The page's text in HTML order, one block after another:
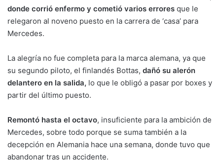
donde corrió enfermo y cometió varios errores que le
relegaron al noveno puesto en la carrera de ‘casa’ para
Mercedes.
La alegría no fue completa para la marca alemana, ya que
su segundo piloto, el finlandés Bottas, dañó su alerón
delantero en la salida, lo que le obligó a pasar por boxes y
partir del último puesto.
Remontó hasta el octavo, insuficiente para la ambición de
Mercedes, sobre todo porque se suma también a la
decepción en Alemania hace una semana, donde tuvo que
abandonar tras un accidente.